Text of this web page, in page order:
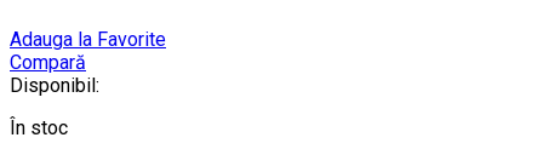
Adauga la Favorite
Compară
Disponibil:
În stoc